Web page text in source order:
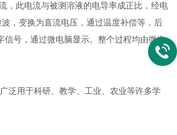
，此电流与被测溶液的电导率成正比，经电
，变换为直流电压，通过温度补偿等，后
信号，通过微电脑显示。整个过程均由微电
广泛用于科研、教学、工业、农业等许多学